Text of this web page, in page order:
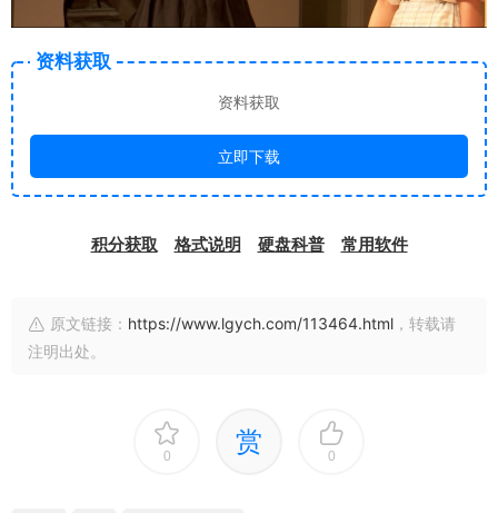
资料获取
资料获取
立即下载
积分获取 格式说明 硬盘科普 常用软件
原文链接： https://www.lgych.com/113464.html ，转载请
注明出处。
0 赏 0